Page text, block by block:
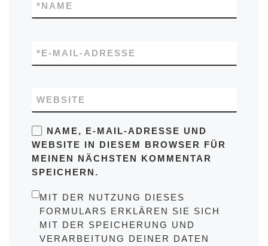
NAME
*
E-MAIL-ADRESSE
*
WEBSITE
NAME, E-MAIL-ADRESSE UND
WEBSITE IN DIESEM BROWSER FÜR
MEINEN NÄCHSTEN KOMMENTAR
SPEICHERN.
MIT DER NUTZUNG DIESES
FORMULARS ERKLÄREN SIE SICH
MIT DER SPEICHERUNG UND
VERARBEITUNG DEINER DATEN